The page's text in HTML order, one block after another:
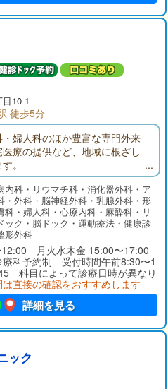
10-1
徒歩5分
婦人科のほか豊富な専門外来
療の提供など、地域に根ざし
。
内科・リウマチ科・消化器外科・ア
・外科・脳神経外科・乳腺外科・形
科・婦人科・心療内科・麻酔科・リ
ック・脳ドック・運動療法・健康診
形外科
12:00 月火水木金 15:00〜17:00
科予約制 受付時間午前8:30〜1
科目によって診療日時が異なり
直接の確認をおすすめします
詳細を見る
ック